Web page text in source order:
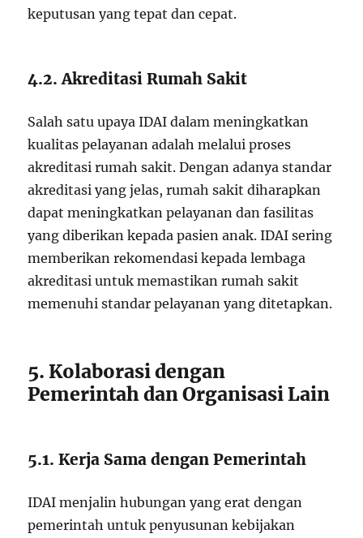
keputusan yang tepat dan cepat.
4.2. Akreditasi Rumah Sakit
Salah satu upaya IDAI dalam meningkatkan
kualitas pelayanan adalah melalui proses
akreditasi rumah sakit. Dengan adanya standar
akreditasi yang jelas, rumah sakit diharapkan
dapat meningkatkan pelayanan dan fasilitas
yang diberikan kepada pasien anak. IDAI sering
memberikan rekomendasi kepada lembaga
akreditasi untuk memastikan rumah sakit
memenuhi standar pelayanan yang ditetapkan.
5. Kolaborasi dengan
Pemerintah dan Organisasi Lain
5.1. Kerja Sama dengan Pemerintah
IDAI menjalin hubungan yang erat dengan
pemerintah untuk penyusunan kebijakan